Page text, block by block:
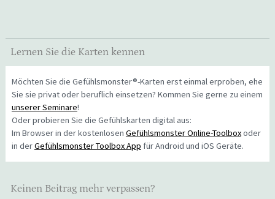
Lernen Sie die Karten kennen
Möchten Sie die Gefühlsmonster®-Karten erst einmal erproben, ehe
Sie sie privat oder beruflich einsetzen? Kommen Sie gerne zu einem
unserer Seminare!
Oder probieren Sie die Gefühlskarten digital aus:
Im Browser in der kostenlosen Gefühlsmonster Online-Toolboxoder
in derGefühlsmonster Toolbox App für Android und iOS Geräte.
Keinen Beitrag mehr verpassen?